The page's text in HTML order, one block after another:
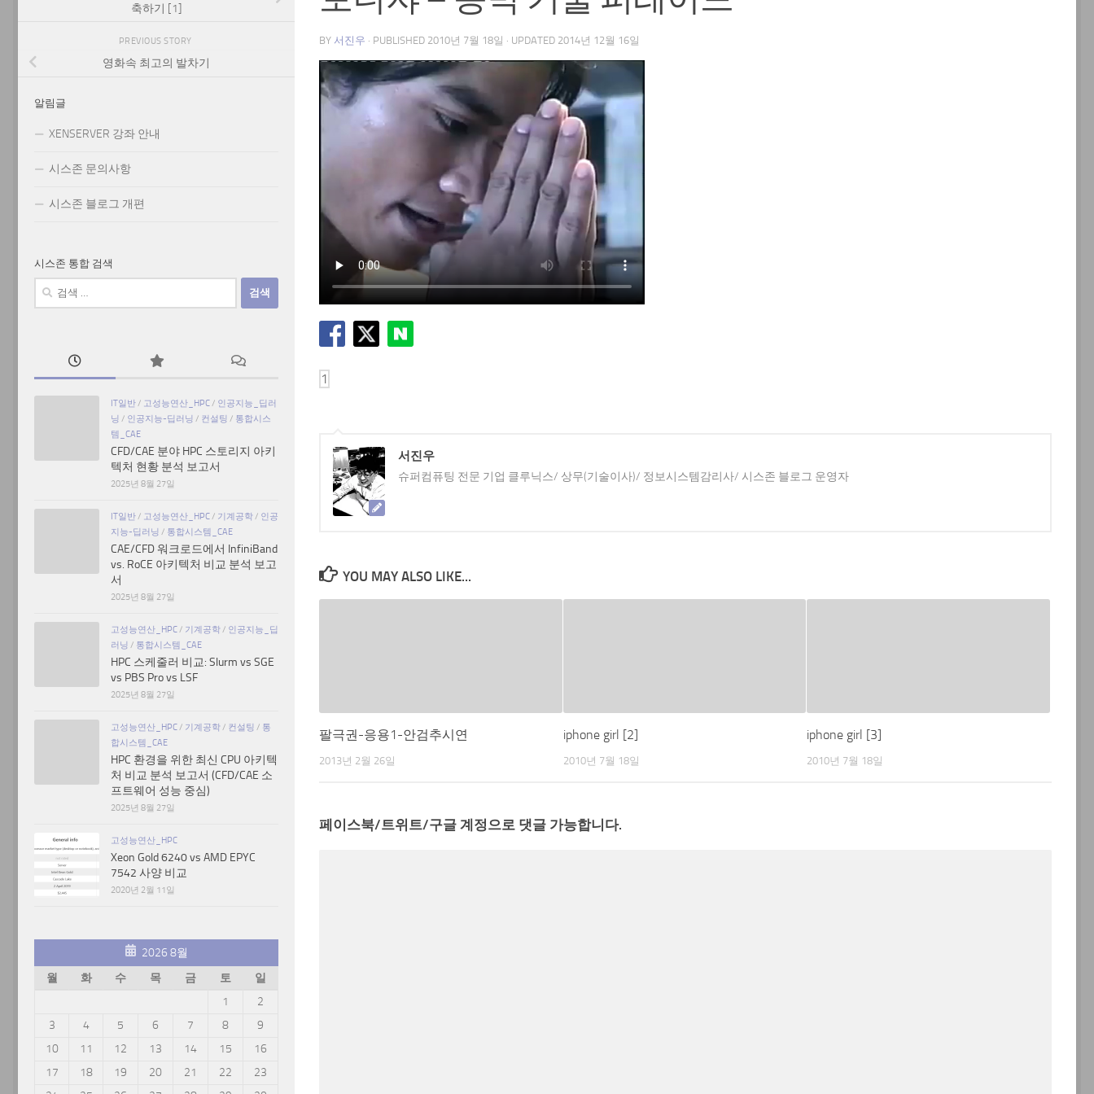
BY 서진우 · PUBLISHED 2010년 7월 18일 · UPDATED 2014년 12월 16일
서진우
슈퍼컴퓨팅 전문 기업 클루닉스/ 상무(기술이사)/ 정보시스템감리사/ 시스존 블로그 운영자
YOU MAY ALSO LIKE...
팔극권-응용1-안검추시연
2013년 2월 26일
iphone girl [2]
2010년 7월 18일
iphone girl [3]
2010년 7월 18일
페이스북/트위트/구글 계정으로 댓글 가능합니다.
축하기 [1]
PREVIOUS STORY
영화속 최고의 발차기
알림글
XENSERVER 강좌 안내
시스존 문의사항
시스존 블로그 개편
시스존 통합 검색
검
IT일반/ 고성능연산_HPC/ 인공지능_딥러
닝 / 인공지능-딥러닝 / 컨설팅 / 통합시스
템_CAE
CFD/CAE 분야 HPC 스토리지 아키
텍처 현황 분석 보고서
2025년 8월 27일
IT일반/ 고성능연산_HPC/ 기계공학/ 인공
지능-딥러닝 / 통합시스템_CAE
CAE/CFD 워크로드에서 InfiniBand
vs. RoCE 아키텍처 비교 분석 보고
서
2025년 8월 27일
고성능연산_HPC/ 기계공학/ 인공지능_딥
러닝 / 통합시스템_CAE
HPC 스케줄러 비교: Slurm vs SGE
vs PBS Pro vs LSF
2025년 8월 27일
고성능연산_HPC/ 기계공학/ 컨설팅 / 통
합시스템_CAE
HPC 환경을 위한 최신 CPU 아키텍
처 비교 분석 보고서 (CFD/CAE 소
프트웨어 성능 중심)
2025년 8월 27일
고성능연산_HPC
Xeon Gold 6240 vs AMD EPYC
7542 사양 비교
2020년 2월 11일
2026 8월
월
화 수 목 금 토
일
1
2
3
4 5 6 7 8
9
10
11 12 13 14 15
16
17
18 19 20 21 22
23